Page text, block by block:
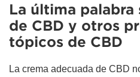
La última palabra
de CBD y otros
tópicos de CBD
La crema adecuada de CBD